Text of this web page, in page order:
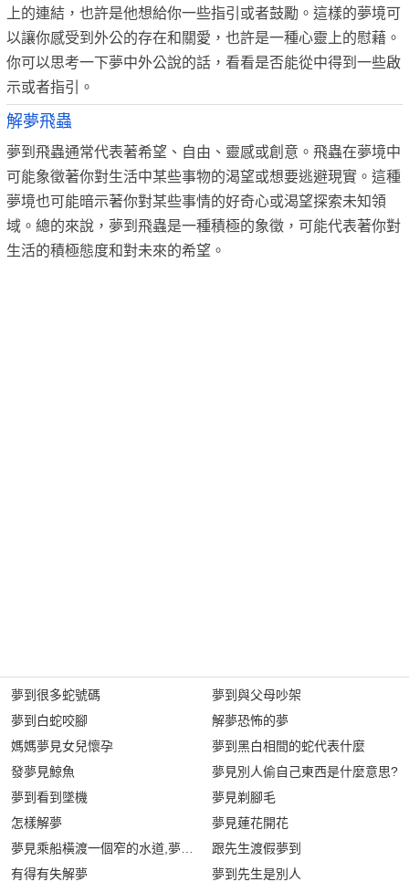
上的連結，也許是他想給你一些指引或者鼓勵。這樣的夢境可
以讓你感受到外公的存在和關愛，也許是一種心靈上的慰藉。
你可以思考一下夢中外公說的話，看看是否能從中得到一些啟
示或者指引。
解夢飛蟲
夢到飛蟲通常代表著希望、自由、靈感或創意。飛蟲在夢境中
可能象徵著你對生活中某些事物的渴望或想要逃避現實。這種
夢境也可能暗示著你對某些事情的好奇心或渴望探索未知領
域。總的來說，夢到飛蟲是一種積極的象徵，可能代表著你對
生活的積極態度和對未來的希望。
夢到很多蛇號碼
夢到白蛇咬腳
媽媽夢見女兒懷孕
發夢見鯨魚
夢到看到墜機
怎樣解夢
夢見乘船橫渡一個窄的水道,夢見坐船出遠行是什麼意思?
有得有失解夢
夢到與父母吵架
解夢恐怖的夢
夢到黑白相間的蛇代表什麼
夢見別人偷自己東西是什麼意思?
夢見剃腳毛
夢見蓮花開花
跟先生渡假夢到
夢到先生是別人